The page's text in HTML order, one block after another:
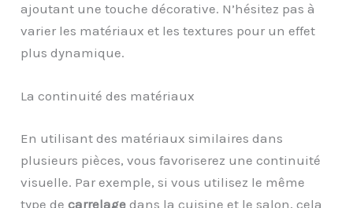
ajoutant une touche décorative. N’hésitez pas à
varier les matériaux et les textures pour un effet
plus dynamique.
La continuité des matériaux
En utilisant des matériaux similaires dans
plusieurs pièces, vous favoriserez une continuité
visuelle. Par exemple, si vous utilisez le même
type decarrelage dans la cuisine et le salon, cela